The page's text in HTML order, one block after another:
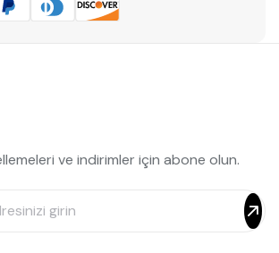
ve indirimler için abone olun.